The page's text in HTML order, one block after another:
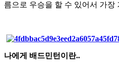
름으로 우승을 할 수 있어서 가장
나에게 배드민턴이란..